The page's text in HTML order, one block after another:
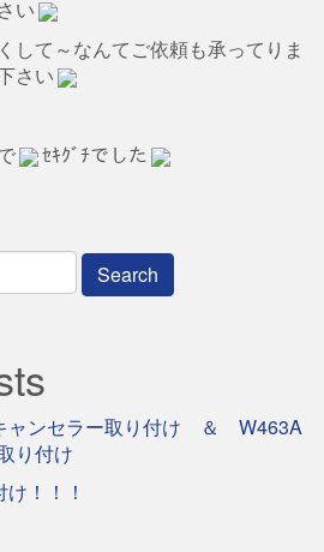
い
して～なんてご依頼も承ってりま
さい
ｾｷｸﾞﾁでした
ャンセラー取り付け ＆ W463A
り付け
！！！